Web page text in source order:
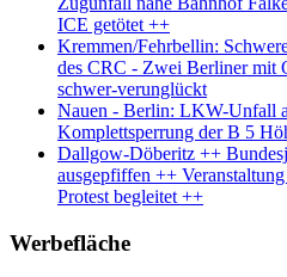
ICE getötet ++
Kremmen/Fehrbellin:
des CRC - Zwei Berliner mit
schwer-verunglückt
Nauen - Berlin: LKW-Unfall
Komplettsperrung der B 5
Dallgow-Döberitz ++
ausgepfiffen ++
Protest begleitet ++
Werbefläche